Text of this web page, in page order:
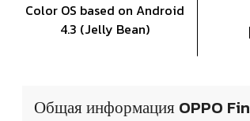
Color OS based on Android
4.3 (Jelly Bean)
Общая информация OPPO